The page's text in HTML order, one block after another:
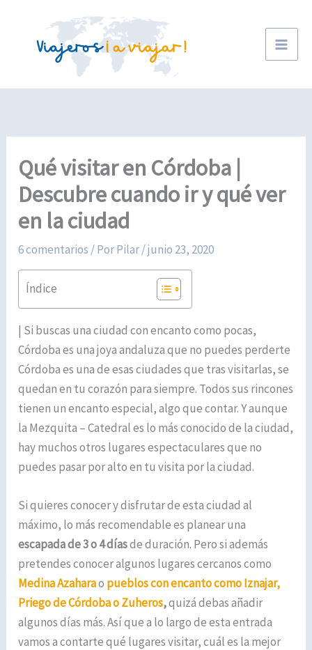
contenido
Qué visitar en Córdoba |
Descubre cuando ir y qué ver
en la ciudad
6 comentarios / PorPilar/junio 23, 2020
Índice
| Si buscas una ciudad con encanto como pocas,
Córdoba es una joya andaluza que no puedes perderte
Córdoba es una de esas ciudades que tras visitarlas, se
quedan en tu corazón para siempre. Todos sus rincones
tienen un encanto especial, algo que contar. Y aunque
la Mezquita – Catedral es lo más conocido de la ciudad,
hay muchos otros lugares espectaculares que no
puedes pasar por alto en tu visita por la ciudad.
Si quieres conocer y disfrutar de esta ciudad al
máximo, lo más recomendable es planear una
escapada de 3 o 4 díasde duración. Pero si además
pretendes conocer algunos lugares cercanos como
Medina Azaharao pueblos con encanto como Iznajar,
Priego de Córdoba o Zuheros,quizá debas añadir
algunos días más. Así que a lo largo de esta entrada
vamos a contarte qué lugares visitar, cuál es la mejor